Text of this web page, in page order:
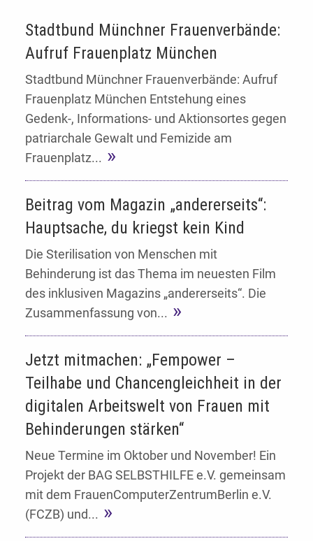
Stadtbund Münchner Frauenverbände:
Aufruf Frauenplatz München
Stadtbund Münchner Frauenverbände: Aufruf
Frauenplatz München Entstehung eines
Gedenk-, Informations- und Aktionsortes gegen
patriarchale Gewalt und Femizide am
Frauenplatz...
Beitrag vom Magazin „andererseits“:
Hauptsache, du kriegst kein Kind
Die Sterilisation von Menschen mit
Behinderung ist das Thema im neuesten Film
des inklusiven Magazins „andererseits“. Die
Zusammenfassung von...
Jetzt mitmachen: „Fempower –
Teilhabe und Chancengleichheit in der
digitalen Arbeitswelt von Frauen mit
Behinderungen stärken“
Neue Termine im Oktober und November! Ein
Projekt der BAG SELBSTHILFE e.V. gemeinsam
mit dem FrauenComputerZentrumBerlin e.V.
(FCZB) und...